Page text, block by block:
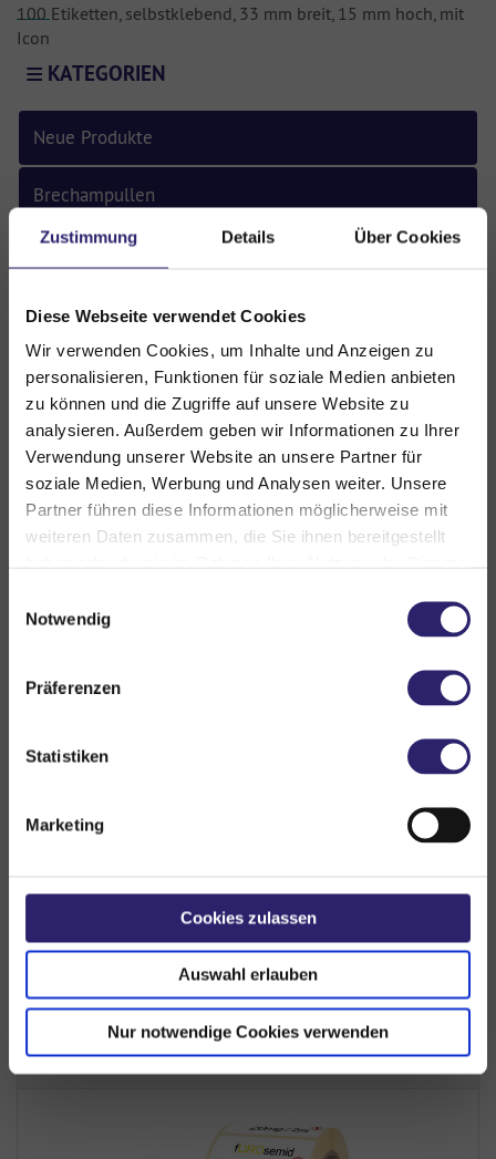
Zustimmung Details Über Cookies
Diese Webseite verwendet Cookies
Wir verwenden Cookies, um Inhalte und Anzeigen zu
personalisieren, Funktionen für soziale Medien anbieten
zu können und die Zugriffe auf unsere Website zu
analysieren. Außerdem geben wir Informationen zu Ihrer
Verwendung unserer Website an unsere Partner für
soziale Medien, Werbung und Analysen weiter. Unsere
Partner führen diese Informationen möglicherweise mit
weiteren Daten zusammen, die Sie ihnen bereitgestellt
Cookies, wenn Sie unsere Webseite weiterhin nutzen.
Notwendig
Präferenzen
Statistiken
Marketing
Cookies zulassen
Auswahl erlauben
Nur notwendige Cookies verwenden
100 Etiketten, selbstklebend, 33 mm breit, 15 mm hoch, mit
Icon
KATEGORIEN
Neue Produkte
Brechampullen
Stechampullen
Tabletten
Blutprodukte
sonstige Medikamente
Etiketten
Gerüche
Zubehör
PDF Bestellformular
Online-Blätterkatalog
ZULETZT ANGESEHEN